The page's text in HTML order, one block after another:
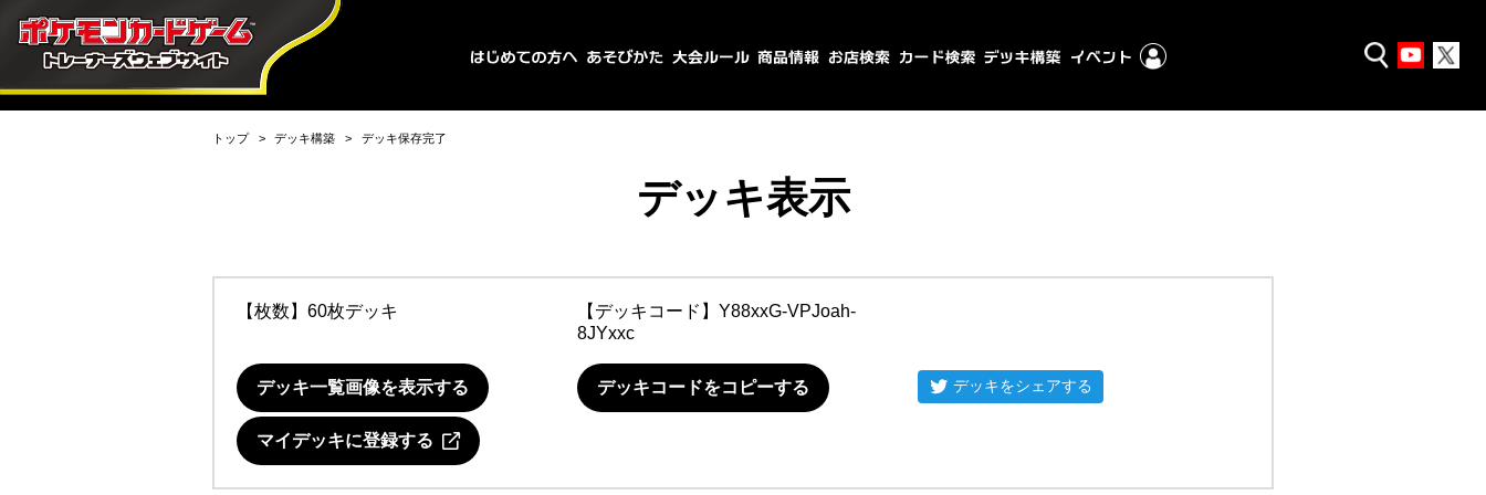
トップ デッキ構築 デッキ保存完了
デッキ表示
【枚数】60枚デッキ 【デッキコード】 Y88xxG-VPJoah-
8JYxxc
デッキ一覧画像を表示する デッキコードをコピーする デッキをシェアする
マイデッキに登録する